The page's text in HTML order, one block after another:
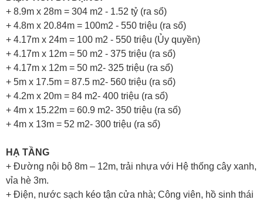
+ 8.9m x 28m = 304 m2 - 1.52 tỷ (ra sổ)
+ 4.8m x 20.84m = 100m2 - 550 triệu (ra sổ)
+ 4.17m x 24m = 100 m2 - 550 triệu (Ủy quyền)
+ 4.17m x 12m = 50 m2 - 375 triệu (ra sổ)
+ 4.17m x 12m = 50 m2- 325 triệu (ra sổ)
+ 5m x 17.5m = 87.5 m2- 560 triệu (ra sổ)
+ 4.2m x 20m = 84 m2- 400 triệu (ra sổ)
+ 4m x 15.22m = 60.9 m2- 350 triệu (ra sổ)
+ 4m x 13m = 52 m2- 300 triệu (ra sổ)
HẠ TẦNG
+ Đường nội bộ 8m – 12m, trải nhựa với Hệ thống cây xanh,
vỉa hè 3m.
+ Điện, nước sạch kéo tận cửa nhà; Công viên, hồ sinh thái